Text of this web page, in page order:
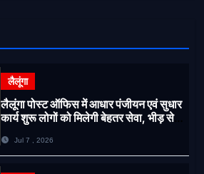
लैलूंगा
लैलूंगा पोस्ट ऑफिस में आधार पंजीयन एवं सुधार
कार्य शुरू लोगों को मिलेगी बेहतर सेवा, भीड़ से
Jul 7 , 2026